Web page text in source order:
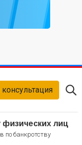
физических лиц
по банкротству